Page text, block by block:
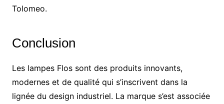
Tolomeo.
Conclusion
Les lampes Flos sont des produits innovants,
modernes et de qualité qui s’inscrivent dans la
lignée du design industriel. La marque s’est associée